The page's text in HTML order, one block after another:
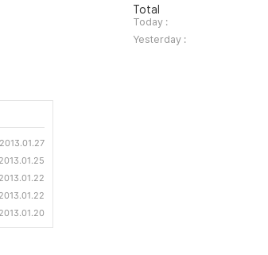
2013.01.27
2013.01.25
2013.01.22
2013.01.22
2013.01.20
방
문
자
수
Total
Today :
Yesterday :